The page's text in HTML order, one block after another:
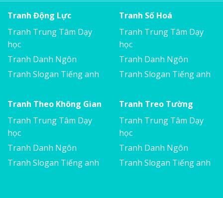
Tranh Động Lực
Tranh Trung Tâm Dạy
học
Tranh Danh Ngôn
Tranh Slogan Tiếng anh
Tranh Số Hoá
Tranh Trung Tâm Dạy
học
Tranh Danh Ngôn
Tranh Slogan Tiếng anh
Tranh Theo Không Gian
Tranh Trung Tâm Dạy
học
Tranh Danh Ngôn
Tranh Slogan Tiếng anh
Tranh Treo Tường
Tranh Trung Tâm Dạy
học
Tranh Danh Ngôn
Tranh Slogan Tiếng anh